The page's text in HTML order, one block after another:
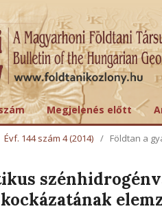
Megjelenés előtt
Évf. 144 szám 4 (2014) / Földtan a